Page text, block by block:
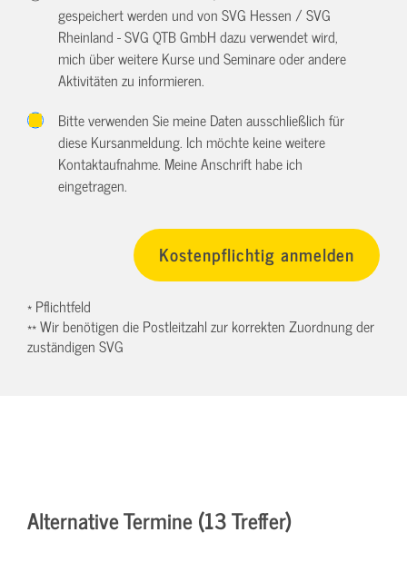
gespeichert werden und von SVG Hessen / SVG
Rheinland - SVG QTB GmbH dazu verwendet wird,
mich über weitere Kurse und Seminare oder andere
Aktivitäten zu informieren.
Bitte verwenden Sie meine Daten ausschließlich für
diese Kursanmeldung. Ich möchte keine weitere
Kontaktaufnahme. Meine Anschrift habe ich
eingetragen.
* Pflichtfeld
** Wir benötigen die Postleitzahl zur korrekten Zuordnung der
zuständigen SVG
Alternative Termine (13 Treffer)